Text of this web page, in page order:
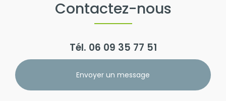
Contactez-nous
Tél. 06 09 35 77 51
Envoyer un message